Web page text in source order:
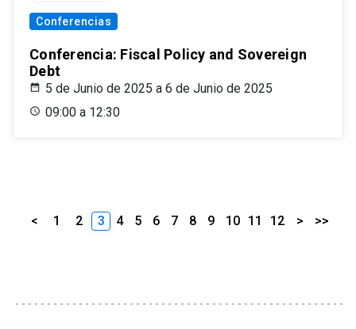
Conferencias
Conferencia: Fiscal Policy and Sovereign
Debt
5 de Junio de 2025 a 6 de Junio de 2025
09:00 a 12:30
< 1 2 3 4 5 6 7 8 9 10 11 12 > >>